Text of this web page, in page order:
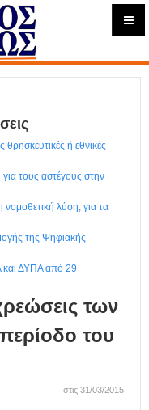
ή εθνικές
τους αστέγους στην
νομοθετική λύση, για τα
της Ψηφιακής
και ΔΥΠΑ από 29
των
του
στις 31/03/2015